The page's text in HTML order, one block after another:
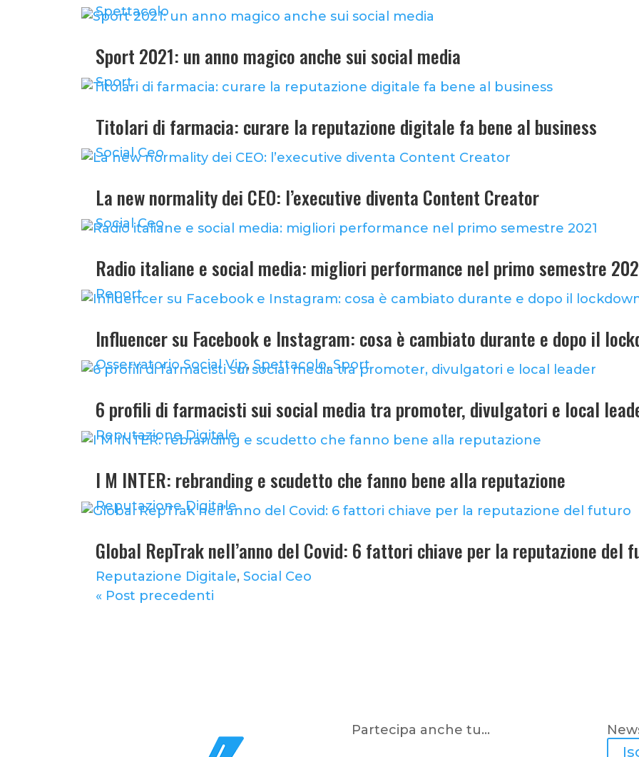
Spettacolo
Sport 2021: un anno magico anche sui social media
Sport
Titolari di farmacia: curare la reputazione digitale fa bene al business
Social Ceo
La new normality dei CEO: l’executive diventa Content Creator
Social Ceo
Radio italiane e social media: migliori performance nel primo semestre
Report
Influencer su Facebook e Instagram: cosa è cambiato durante e dopo il
Osservatorio Social Vip,Spettacolo,Sport
6 profili di farmacisti sui social media tra promoter, divulgatori e local
Reputazione Digitale
I M INTER: rebranding e scudetto che fanno bene alla reputazione
Reputazione Digitale
Global RepTrak nell’anno del Covid: 6 fattori chiave per la reputazione del
Reputazione Digitale,Social Ceo
« Post precedenti
Partecipa anche tu…